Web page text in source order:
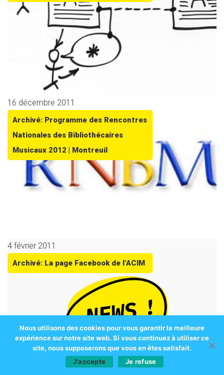
16 décembre 2011
Archivé: Programme des Rencontres
Nationales des Bibliothécaires
Musicaux 2012 | Montreuil
4 février 2011
Archivé: La page Facebook de l’ACIM
Nous utilisons des cookies pour vous garantir la meilleure
expérience sur notre site web. Si vous continuez à utiliser ce
site, nous supposerons que vous en êtes satisfait.
J'accepte
Je refuse